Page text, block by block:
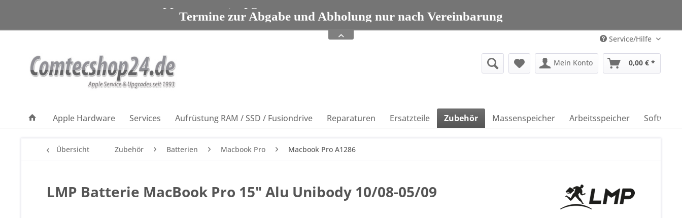
Termine zur Abgabe und Abholung nur nach Vereinbarung
Apple Service, Upgrades und Zubehör seit 1993 Tel: 08203 95 00 699
Service/Hilfe
Mein Konto 0,00 € *
Apple Hardware Services Aufrüstung RAM / SSD / Fusiondrive Reparaturen Ersatzteile Zubehör Massenspeicher Arbeitsspeicher Software
Übersicht Zubehör Batterien Macbook Pro Macbook Pro A1286
LMP Batterie MacBook Pro 15" Alu Unibody 10/08-05/09